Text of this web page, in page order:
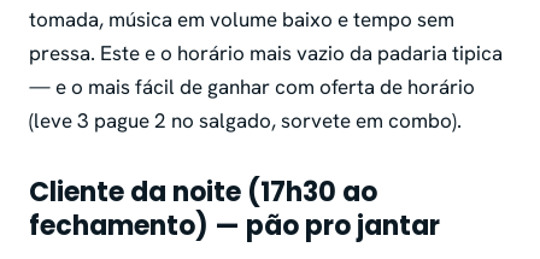
tomada, música em volume baixo e tempo sem
pressa. Este e o horário mais vazio da padaria tipica
— e o mais fácil de ganhar com oferta de horário
(leve 3 pague 2 no salgado, sorvete em combo).
Cliente da noite (17h30 ao
fechamento) — pão pro jantar